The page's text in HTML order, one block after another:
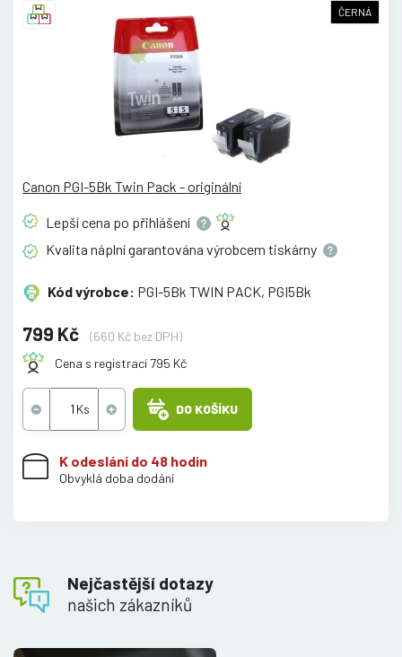
ČERNÁ
Canon PGI-5Bk Twin Pack - originální
Lepší cena po přihlášení
Kvalita náplní garantována výrobcem tiskárny
Kód výrobce: PGI-5Bk TWIN PACK, PGI5Bk
799 Kč
(660 Kč bez DPH)
Cena s registrací 795 Kč
DO KOŠÍKU
K odeslání do 48 hodin
Obvyklá doba dodání
Nejčastější dotazy
našich zákazníků